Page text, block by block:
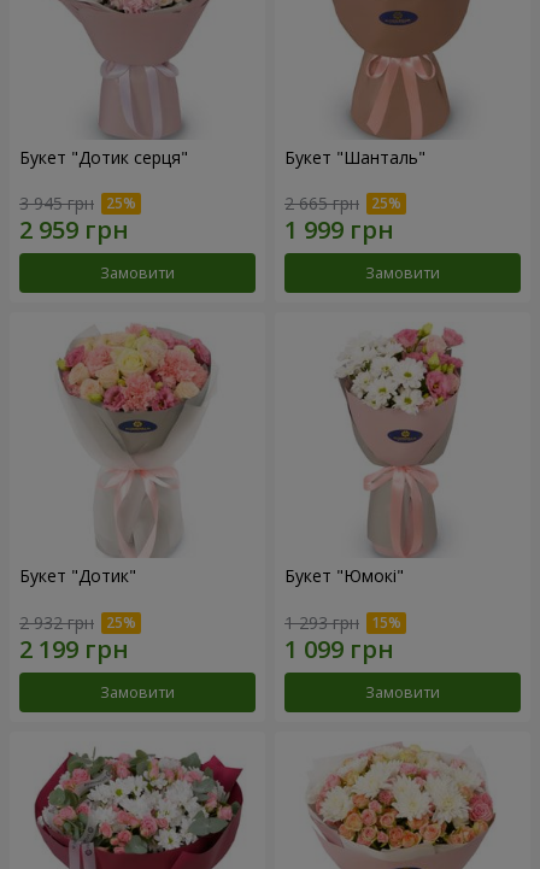
Букет "Дотик серця"
3 945 грн
Замовити
Букет "Шанталь"
2 665 грн
Замовити
Букет "Дотик"
2 932 грн
Замовити
Букет "Юмокі"
1 293 грн
Замовити